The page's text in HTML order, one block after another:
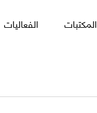
المكتبات الفعاليات